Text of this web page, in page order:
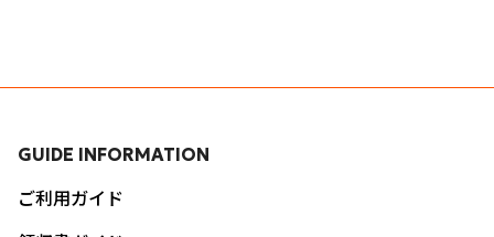
GUIDE INFORMATION
ご利用ガイド